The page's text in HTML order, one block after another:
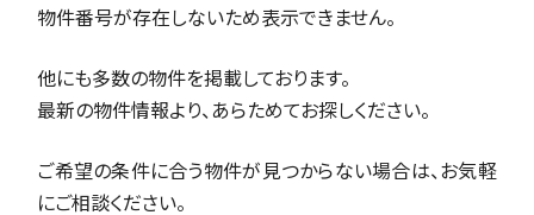
物件番号が存在しないため表示できません。
他にも多数の物件を掲載しております。
最新の物件情報より、あらためてお探しください。
ご希望の条件に合う物件が見つからない場合は、お気軽
にご相談ください。